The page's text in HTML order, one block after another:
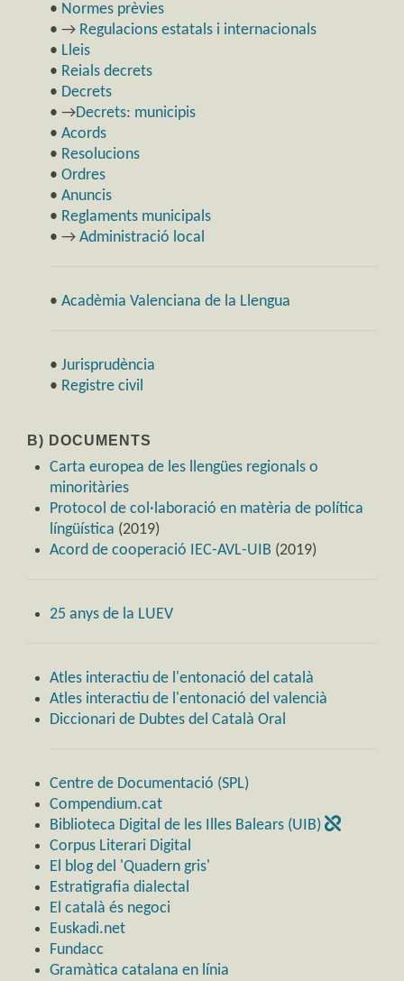
• Normes prèvies
• → Regulacions estatals i internacionals
• Lleis
• Reials decrets
• Decrets
• →Decrets: municipis
• Acords
• Resolucions
• Ordres
• Anuncis
• Reglaments municipals
• → Administració local
• Acadèmia Valenciana de la Llengua
• Jurisprudència
• Registre civil
B) DOCUMENTS
Carta europea de les llengües regionals o
minoritàries
Protocol de col·laboració en matèria de política
língüística (2019)
Acord de cooperació IEC-AVL-UIB (2019)
25 anys de la LUEV
Atles interactiu de l'entonació del català
Atles interactiu de l'entonació del valencià
Diccionari de Dubtes del Català Oral
Centre de Documentació (SPL)
Compendium.cat
Biblioteca Digital de les Illes Balears (UIB)
Corpus Literari Digital
El blog del 'Quadern gris'
Estratigrafia dialectal
El català és negoci
Euskadi.net
Fundacc
Gramàtica catalana en línia